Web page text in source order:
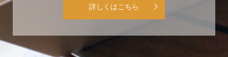
詳しくはこちら